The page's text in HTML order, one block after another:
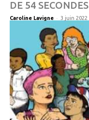
DE 54 SECONDES
Caroline Lavigne - 3 juin 2022